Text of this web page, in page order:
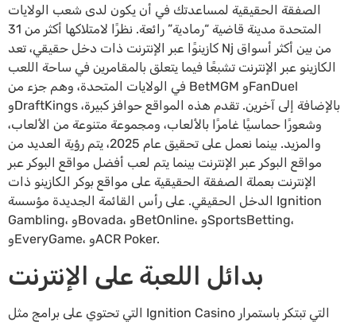
الصفقة الحقيقية لمساعدتك في أن يكون لدى شعب الولايات
المتحدة مدينة قاضية “رمادية” رائعة. نظرًا لامتلاكها أكثر من 31
كازينوًا عبر الإنترنت ذات دخل حقيقي، تعد Nj من بين أكثر أسواق
الكازينو عبر الإنترنت تشبعًا فيما يتعلق بالمقامرين في ساحة اللعب
في الولايات المتحدة، وهم جزء من BetMGM وFanDuel
وDraftKings بالإضافة إلى آخرين. تقدم هذه المواقع حوافز كبيرة،
وشعورًا حماسيًا غامرًا بالألعاب، ومجموعة متنوعة من الألعاب،
والمزيد. بينما نعمل على تحقيق عام 2025، يتم رؤية العديد من
مواقع البوكر عبر الإنترنت بينما يتم لعب أفضل مواقع البوكر عبر
الإنترنت بعملة الصفقة الحقيقية على مواقع بوكر الكازينو ذات
الدخل الحقيقي. على رأس القائمة الجديدة مؤسسة Ignition
Gambling، وBovada، وBetOnline، وSportsBetting،
وEveryGame، وACR Poker.
بدائل اللعبة على الإنترنت
التي تحتوي على برامج مثل Ignition Casino التي تبتكر باستمرار